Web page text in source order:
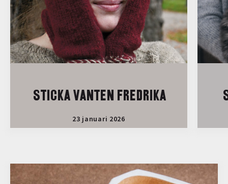
STICKA VANTEN FREDRIKA
23 januari 2026